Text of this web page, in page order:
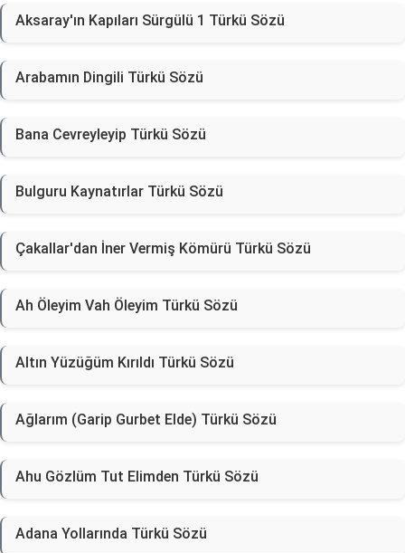
Aksaray'ın Kapıları Sürgülü 1 Türkü Sözü
Arabamın Dingili Türkü Sözü
Bana Cevreyleyip Türkü Sözü
Bulguru Kaynatırlar Türkü Sözü
Çakallar'dan İner Vermiş Kömürü Türkü Sözü
Ah Öleyim Vah Öleyim Türkü Sözü
Altın Yüzüğüm Kırıldı Türkü Sözü
Ağlarım (Garip Gurbet Elde) Türkü Sözü
Ahu Gözlüm Tut Elimden Türkü Sözü
Adana Yollarında Türkü Sözü